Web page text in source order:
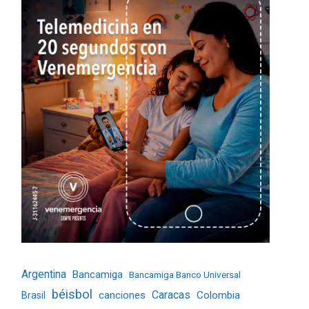
Argentina Bancamiga Bancamiga Banco Universal
Brasil
béisbol canciones Caracas Colombia